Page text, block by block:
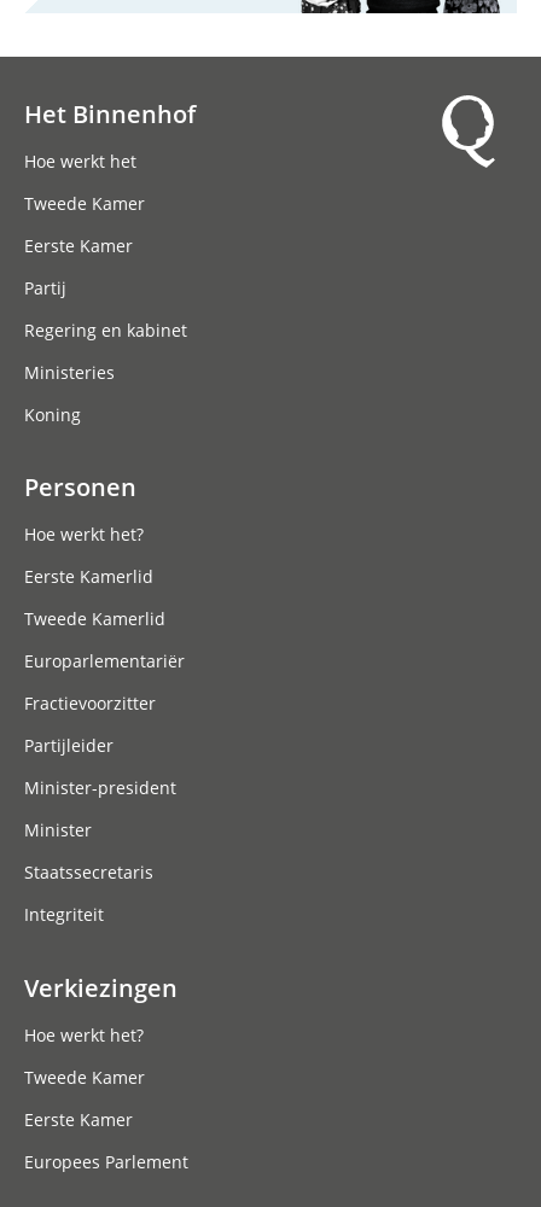
Het Binnenhof
Hoe werkt het
Tweede Kamer
Eerste Kamer
Partij
Regering en kabinet
Ministeries
Koning
Personen
Hoe werkt het?
Eerste Kamerlid
Tweede Kamerlid
Europarlementariër
Fractievoorzitter
Partijleider
Minister-president
Minister
Staatssecretaris
Integriteit
Verkiezingen
Hoe werkt het?
Tweede Kamer
Eerste Kamer
Europees Parlement